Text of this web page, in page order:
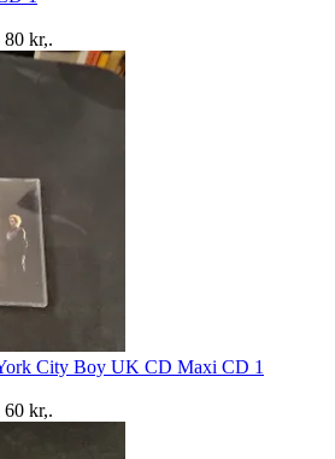
80 kr,.
City Boy UK CD Maxi CD 1
60 kr,.